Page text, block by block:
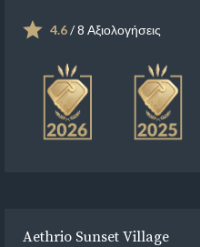
4.6/ 8 Αξιολογήσεις
Aethrio Sunset Village